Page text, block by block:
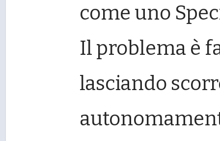
come uno
Il problema è
lasciando